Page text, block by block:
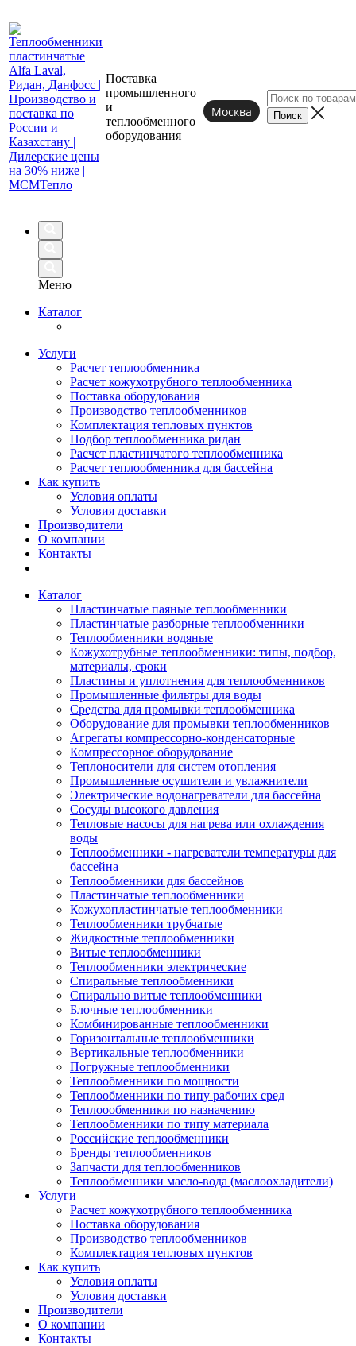
Поставка
промышленного
и
теплообменного
оборудования
Москва
Меню
Каталог
Услуги
Расчет теплообменника
Расчет кожухотрубного теплообменника
Поставка оборудования
Производство теплообменников
Комплектация тепловых пунктов
Подбор теплообменника ридан
Расчет пластинчатого теплообменника
Расчет теплообменника для бассейна
Как купить
Условия оплаты
Условия доставки
Производители
О компании
Контакты
Каталог
Пластинчатые паяные теплообменники
Пластинчатые разборные теплообменники
Теплообменники водяные
Кожухотрубные теплообменники: типы, подбор,
материалы, сроки
Пластины и уплотнения для теплообменников
Промышленные фильтры для воды
Средства для промывки теплообменника
Оборудование для промывки теплообменников
Агрегаты компрессорно-конденсаторные
Компрессорное оборудование
Теплоносители для систем отопления
Промышленные осушители и увлажнители
Электрические водонагреватели для бассейна
Сосуды высокого давления
Тепловые насосы для нагрева или охлаждения
воды
Теплообменники - нагреватели температуры для
бассейна
Теплообменники для бассейнов
Пластинчатые теплообменники
Кожухопластинчатые теплообменники
Теплообменники трубчатые
Жидкостные теплообменники
Витые теплообменники
Теплообменники электрические
Спиральные теплообменники
Спирально витые теплообменники
Блочные теплообменники
Комбинированные теплообменники
Горизонтальные теплообменники
Вертикальные теплообменники
Погружные теплообменники
Теплообменники по мощности
Теплообменники по типу рабочих сред
Теплоообменники по назначению
Теплообменники по типу материала
Российские теплообменники
Бренды теплообменников
Запчасти для теплообменников
Теплообменники масло-вода (маслоохладители)
Услуги
Расчет кожухотрубного теплообменника
Поставка оборудования
Производство теплообменников
Комплектация тепловых пунктов
Как купить
Условия оплаты
Условия доставки
Производители
О компании
Контакты